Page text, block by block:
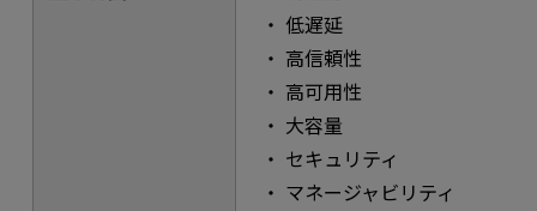
低遅延
高信頼性
高可用性
大容量
セキュリティ
マネージャビリティ